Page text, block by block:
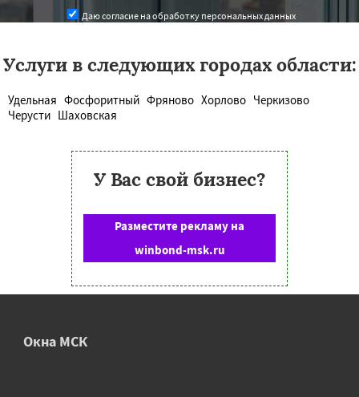
Даю согласие на обработку персональных данных
Услуги в следующих городах области:
Удельная Фосфоритный Фряново Хорлово Черкизово
Черусти Шаховская
У Вас свой бизнес?
Разместите рекламу на
winbond-msk.ru
Окна МСК